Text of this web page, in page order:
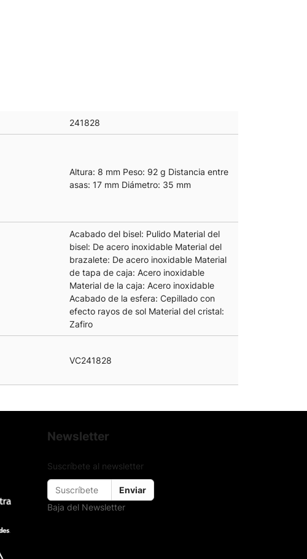
241828
Altura: 8 mm Peso: 92 g Distancia entre
asas: 17 mm Diámetro: 35 mm
Acabado del bisel: Pulido Material del
bisel: De acero inoxidable Material del
brazalete: De acero inoxidable Material
de tapa de caja: Acero inoxidable
Material de la caja: Acero inoxidable
Acabado de la esfera: Cepillado con
efecto rayos de sol Material del cristal:
Zafiro
VC241828
Newsletter
Suscríbete al newsletter
Enviar
Baja del Newsletter